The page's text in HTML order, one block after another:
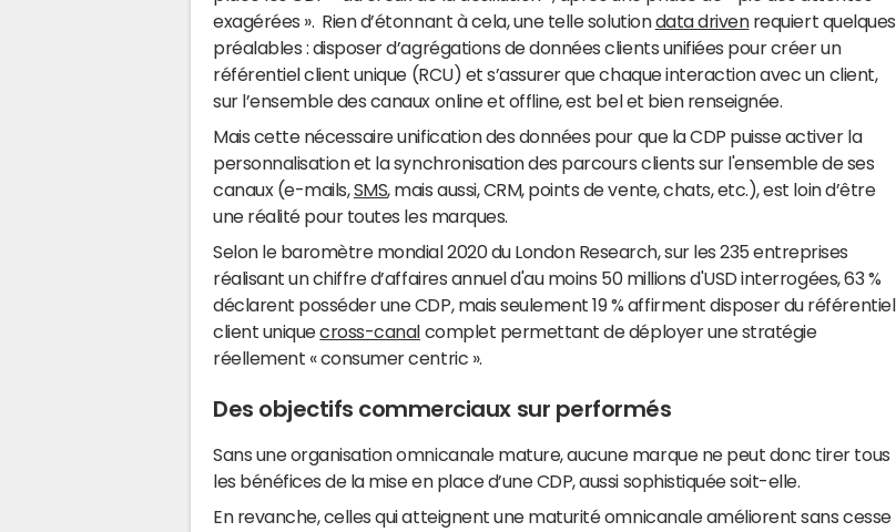
exagérées ». Rien d’étonnant à cela, une telle solutiondata drivenrequiert quelques
préalables : disposer d’agrégations de données clients unifiées pour créer un
référentiel client unique (RCU) et s’assurer que chaque interaction avec un client,
sur l’ensemble des canaux online et offline, est bel et bien renseignée.
Mais cette nécessaire unification des données pour que la CDP puisse activer la
personnalisation et la synchronisation des parcours clients sur l'ensemble de ses
canaux (e-mails,SMS, mais aussi, CRM, points de vente, chats, etc.), est loin d’être
une réalité pour toutes les marques.
Selon le baromètre mondial 2020 du London Research, sur les 235 entreprises
réalisant un chiffre d’affaires annuel d'au moins 50 millions d'USD interrogées, 63 %
déclarent posséder une CDP, mais seulement 19 % affirment disposer du référentiel
client uniquecross-canal complet permettant de déployer une stratégie
réellement « consumer centric ».
Des objectifs commerciaux sur performés
Sans une organisation omnicanale mature, aucune marque ne peut donc tirer tous
les bénéfices de la mise en place d’une CDP, aussi sophistiquée soit-elle.
En revanche, celles qui atteignent une maturité omnicanale améliorent sans cesse